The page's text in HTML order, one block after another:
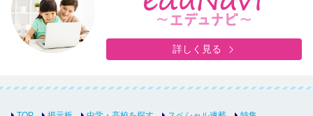
詳しく見る